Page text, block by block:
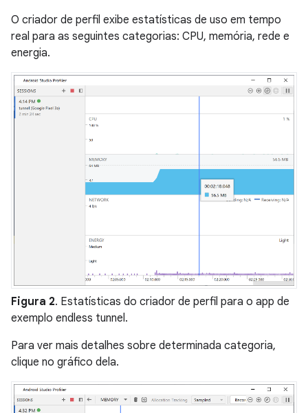
O criador de perfil exibe estatísticas de uso em tempo
real para as seguintes categorias: CPU, memória, rede e
energia.
Figura 2. Estatísticas do criador de perfil para o app de
exemplo endless tunnel.
Para ver mais detalhes sobre determinada categoria,
clique no gráfico dela.